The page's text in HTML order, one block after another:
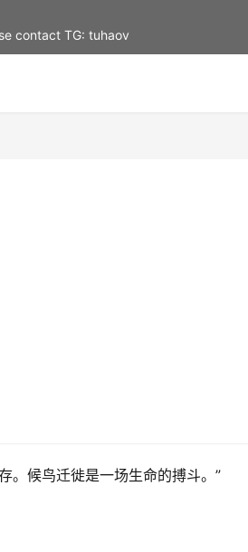
。候鸟迁徙是一场生命的搏斗。”
contact TG: tuhaov